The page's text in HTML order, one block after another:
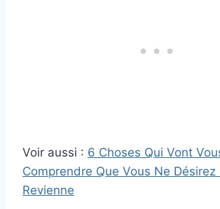
Voir aussi : 6 Choses Qui Vont
Comprendre Que Vous Ne Désirez
Revienne